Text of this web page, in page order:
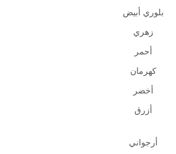
بلوري أبيض
زهري
أحمر
كهرمان
أخضر
أزرق
أرجواني